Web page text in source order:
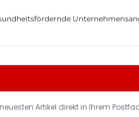
Artikel direkt in Ihrem